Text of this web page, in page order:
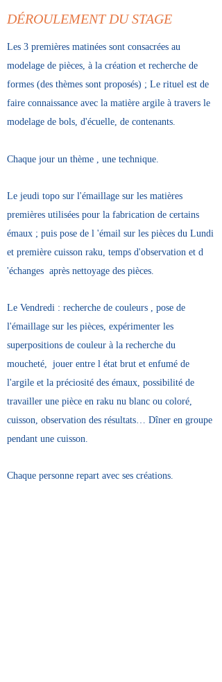
DÉROULEMENT DU STAGE
Les 3 premières matinées sont consacrées au
modelage de pièces, à la création et recherche de
formes (des thèmes sont proposés) ; Le rituel est de
faire connaissance avec la matière argile à travers le
modelage de bols, d'écuelle, de contenants.
Chaque jour un thème , une technique.
Le jeudi topo sur l'émaillage sur les matières
premières utilisées pour la fabrication de certains
émaux ; puis pose de l 'émail sur les pièces du Lundi
et première cuisson raku, temps d'observation et d
'échanges après nettoyage des pièces.
Le Vendredi : recherche de couleurs , pose de
l'émaillage sur les pièces, expérimenter les
superpositions de couleur à la recherche du
moucheté, jouer entre l état brut et enfumé de
l'argile et la préciosité des émaux, possibilité de
travailler une pièce en raku nu blanc ou coloré,
cuisson, observation des résultats… Dîner en groupe
pendant une cuisson.
Chaque personne repart avec ses créations.